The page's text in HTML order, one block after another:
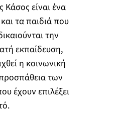
είναι ένα
τα παιδιά που
την
εκπαίδευση,
η κοινωνική
των
έχουν επιλέξει